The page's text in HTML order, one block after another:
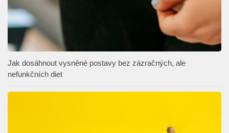
Jak dosáhnout vysněné postavy bez zázračných, ale
nefunkčních diet